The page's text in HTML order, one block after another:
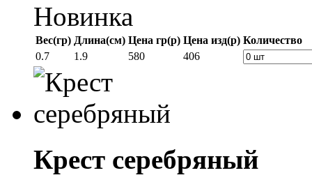
Новинка
Вес(гр) Длина(см) Цена гр(р) Цена изд(р) Количество
0.7
1.9 580 406
Крест серебряный